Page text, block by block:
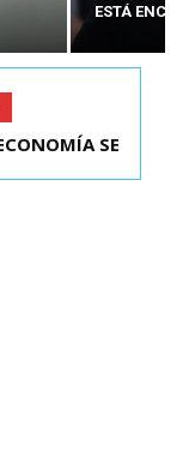
ESTÁ
SE